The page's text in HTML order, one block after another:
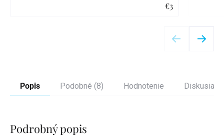
€3
Popis Podobné (8) Hodnotenie Diskusia
Podrobný popis